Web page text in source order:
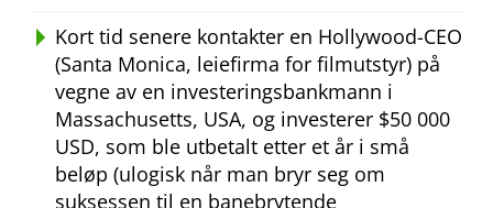
Kort tid senere kontakter en Hollywood-CEO
(Santa Monica, leiefirma for filmutstyr) på
vegne av en investeringsbankmann i
Massachusetts, USA, og investerer $50 000
USD, som ble utbetalt etter et år i små
beløp (ulogisk når man bryr seg om
suksessen til en banebrytende